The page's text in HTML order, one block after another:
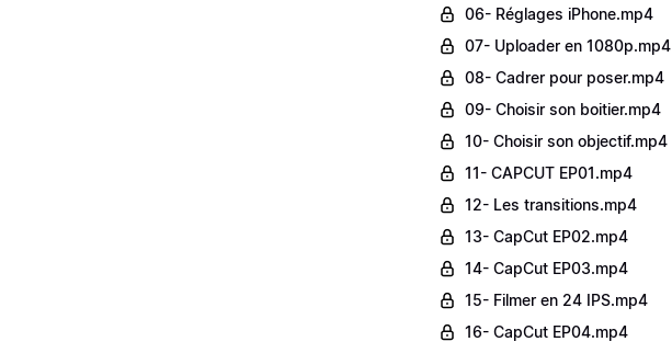
06- Réglages iPhone.mp4
07- Uploader en 1080p.mp4
08- Cadrer pour poser.mp4
09- Choisir son boitier.mp4
10- Choisir son objectif.mp4
11- CAPCUT EP01.mp4
12- Les transitions.mp4
13- CapCut EP02.mp4
14- CapCut EP03.mp4
15- Filmer en 24 IPS.mp4
16- CapCut EP04.mp4